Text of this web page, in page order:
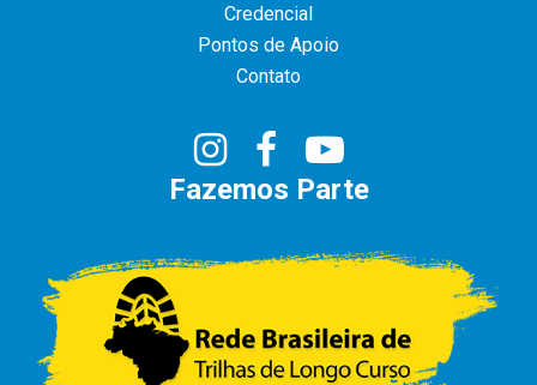
Credencial
Pontos de Apoio
Contato
Fazemos Parte